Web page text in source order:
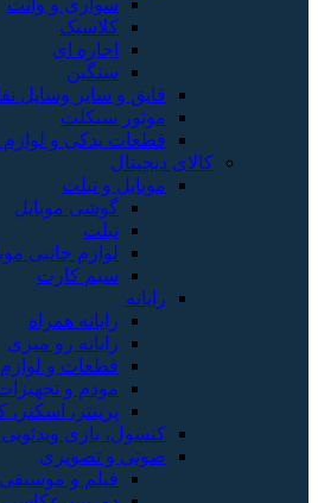
سواری و وانت
کلاسیک
اجاره ای
سنگین
قایق و سایر وسایل
موتور سیکلت
قطعات یدکی و لوازم
کالای دیجیتال
موبایل و تبلت
گوشی موبایل
تبلت
لوازم جانبی
سیم کارت
رایانه
رایانه همراه
رایانه رو میزی
قطعات و لوازم
مودم و
پرینتر،
کنسول، بازی‌ ویدئویی
صوتی و تصویری
فیلم و موسیقی